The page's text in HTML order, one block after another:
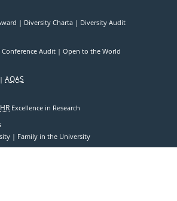
Diversity Charta Diversity Audit
Conference Audit Open to the World
AQAS
HR Excellence in Research
Family in the University